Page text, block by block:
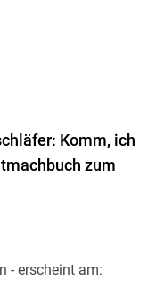
Komm, ich
zum
- erscheint am: